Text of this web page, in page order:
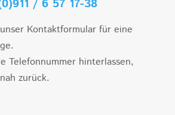
/ 6 57 17-38
Kontaktformular für eine
Telefonnummer hinterlassen,
zurück.